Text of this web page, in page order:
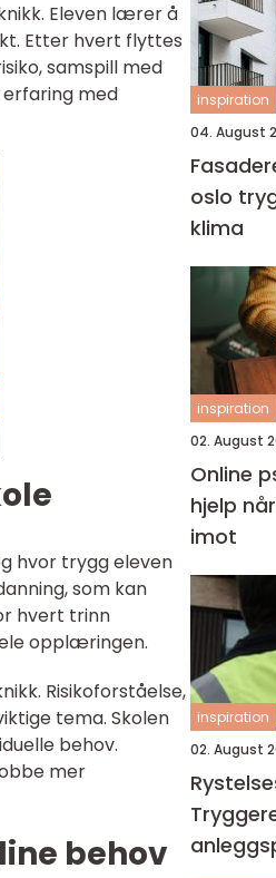
Eleven lærer å
Etter hvert flyttes
samspill med
erfaring med
hvor trygg eleven
som kan
hvert trinn
opplæringen.
Risikoforståelse,
tema. Skolen
behov.
mer
behov
inspiration
04. August
oslo trygg fasade i tøft
klima
inspiration
02. August
Online
hjelp
imot
inspiration
02. August